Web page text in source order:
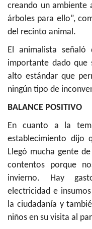
creando un ambiente
árboles para ello”,
del recinto animal.
El animalista señaló
importante dado que
alto estándar que
ningún tipo de
BALANCE POSITIVO
En cuanto a la
establecimiento dijo
Llegó mucha gente
contentos porque
invierno. Hay
electricidad e
la ciudadanía y
niños en su visita al